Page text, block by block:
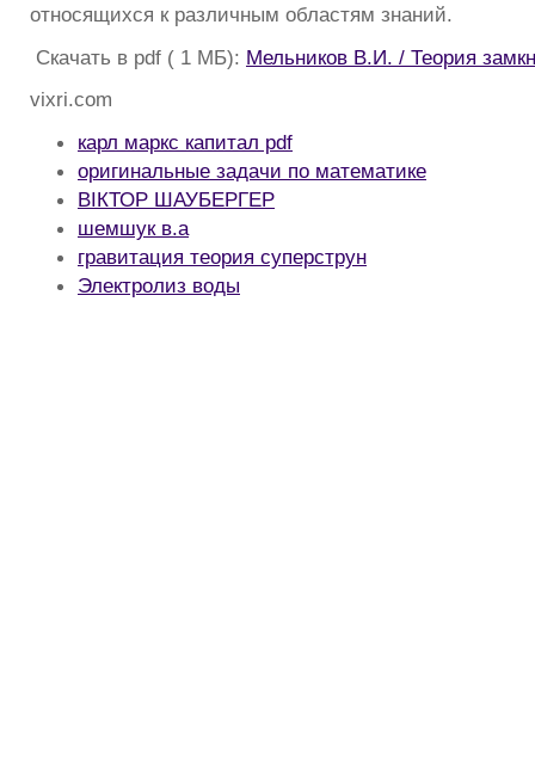
относящихся к различным областям знаний.
Скачать в pdf ( 1 МБ): Мельников В.И. / Теория
vixri.com
карл маркс капитал pdf
оригинальные задачи по математике
ВІКТОР ШАУБЕРГЕР
шемшук в.а
гравитация теория суперструн
Электролиз воды